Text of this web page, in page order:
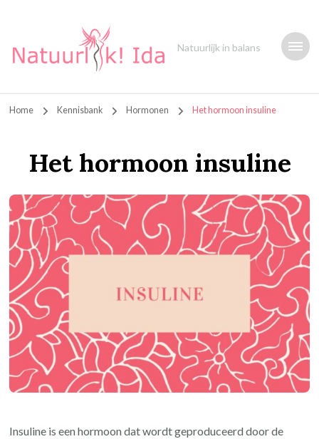
Natuurlijk in balans
Home Kennisbank Hormonen Het hormoon insuline
Het hormoon insuline
Insuline is een hormoon dat wordt geproduceerd door de